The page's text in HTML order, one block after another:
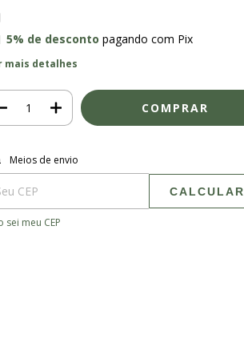
5% de desconto pagando com Pix
mais detalhes
para o CEP:
Meios de envio
CALCULAR
sei meu CEP